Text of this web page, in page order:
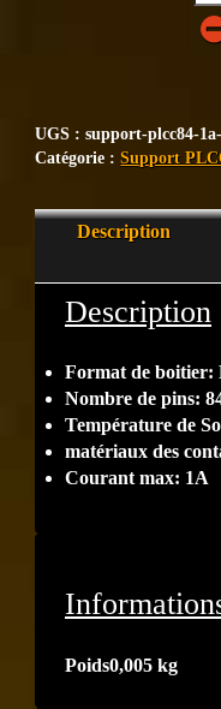
UGS :support-plcc84-
Catégorie :Support
Description
Description
Format de boitier:
Nombre de pins:
Température de
matériaux des
Courant max: 1A
Poids0,005 kg